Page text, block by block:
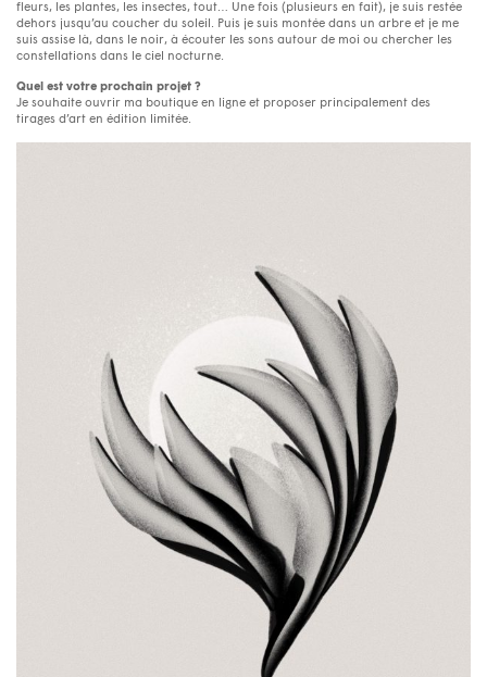
fleurs, les plantes, les insectes, tout… Une fois (plusieurs en fait), je suis restée
dehors jusqu’au coucher du soleil. Puis je suis montée dans un arbre et je me
suis assise là, dans le noir, à écouter les sons autour de moi ou chercher les
constellations dans le ciel nocturne.
Quel est votre prochain projet ?
Je souhaite ouvrir ma boutique en ligne et proposer principalement des
tirages d’art en édition limitée.